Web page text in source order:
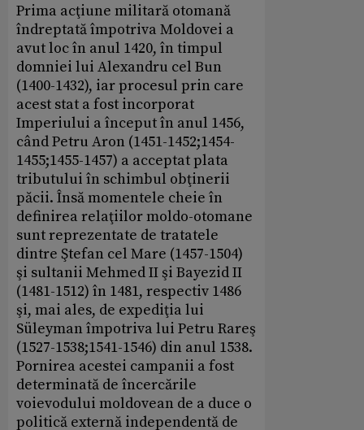
Prima acţiune militară otomană
îndreptată împotriva Moldovei a
avut loc în anul 1420, în timpul
domniei lui Alexandru cel Bun
(1400-1432), iar procesul prin care
acest stat a fost incorporat
Imperiului a început în anul 1456,
când Petru Aron (1451-1452;1454-
1455;1455-1457) a acceptat plata
tributului în schimbul obţinerii
păcii. Însă momentele cheie în
definirea relaţiilor moldo-otomane
sunt reprezentate de tratatele
dintre Ştefan cel Mare (1457-1504)
şi sultanii Mehmed II şi Bayezid II
(1481-1512) în 1481, respectiv 1486
şi, mai ales, de expediţia lui
Süleyman împotriva lui Petru Rareş
(1527-1538;1541-1546) din anul 1538.
Pornirea acestei campanii a fost
determinată de încercările
voievodului moldovean de a duce o
politică externă independentă de